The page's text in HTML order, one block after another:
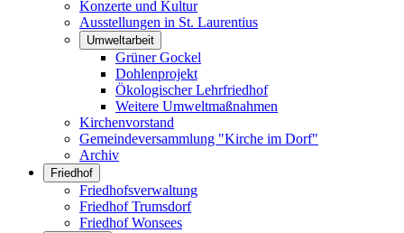
Konzerte und Kultur
Ausstellungen in St. Laurentius
Umweltarbeit
Grüner Gockel
Dohlenprojekt
Ökologischer Lehrfriedhof
Weitere Umweltmaßnahmen
Kirchenvorstand
Gemeindeversammlung "Kirche im Dorf"
Archiv
Friedhof
Friedhofsverwaltung
Friedhof Trumsdorf
Friedhof Wonsees